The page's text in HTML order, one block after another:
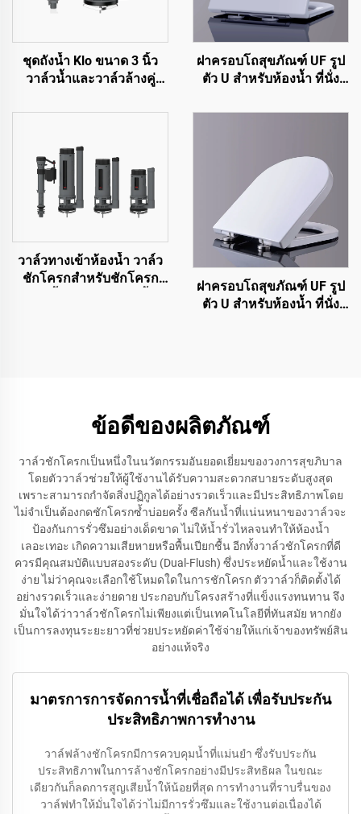
ชุดถังน้ำ Klo ขนาด 3 นิ้ว
วาล์วน้ำและวาล์วล้างคู่
ด้วยราคาคุณภาพสูงแต่
ฝาครอบโถสุขภัณฑ์ UF รูป
ตัว U สำหรับห้องน้ำ ที่นั่ง
รวดเร็ว ปิดนุ่มนวล จากผู้
วาล์วทางเข้าห้องน้ำ วาล์ว
ชักโครกสำหรับชักโครก
ฝาครอบโถสุขภัณฑ์ UF รูป
ตัว U สำหรับห้องน้ำ ที่นั่ง
ข้อดีของผลิตภัณฑ์
วาล์วชักโครกเป็นหนึ่งในนวัตกรรมอันยอดเยี่ยมของวงการสุขภิบาล
โดยตัววาล์วช่วยให้ผู้ใช้งานได้รับความสะดวกสบายระดับสูงสุด
เพราะสามารถกำจัดสิ่งปฏิกูลได้อย่างรวดเร็วและมีประสิทธิภาพโดย
ไม่จำเป็นต้องกดชักโครกซ้ำบ่อยครั้ง ซีลกันน้ำที่แน่นหนาของวาล์วจะ
ป้องกันการรั่วซึมอย่างเด็ดขาด ไม่ให้น้ำรั่วไหลจนทำให้ห้องน้ำ
เลอะเทอะ เกิดความเสียหายหรือพื้นเปียกชื้น อีกทั้งวาล์วชักโครกที่ดี
ควรมีคุณสมบัติแบบสองระดับ (Dual-Flush) ซึ่งประหยัดน้ำและใช้งาน
ง่าย ไม่ว่าคุณจะเลือกใช้โหมดใดในการชักโครก ตัววาล์วก็ติดตั้งได้
อย่างรวดเร็วและง่ายดาย ประกอบกับโครงสร้างที่แข็งแรงทนทาน จึง
มั่นใจได้ว่าวาล์วชักโครกไม่เพียงแต่เป็นเทคโนโลยีที่ทันสมัย หากยัง
เป็นการลงทุนระยะยาวที่ช่วยประหยัดค่าใช้จ่ายให้แก่เจ้าของทรัพย์สิน
อย่างแท้จริง
มาตรการการจัดการน้ำที่เชื่อถือได้ เพื่อรับประกัน
ประสิทธิภาพการทำงาน
วาล์ฟล้างชักโครกมีการควบคุมน้ำที่แม่นยำ ซึ่งรับประกัน
ประสิทธิภาพในการล้างชักโครกอย่างมีประสิทธิผล ในขณะ
เดียวกันก็ลดการสูญเสียน้ำให้น้อยที่สุด การทำงานที่ราบรื่นของ
วาล์ฟทำให้มั่นใจได้ว่าไม่มีการรั่วซึมและใช้งานต่อเนื่องได้